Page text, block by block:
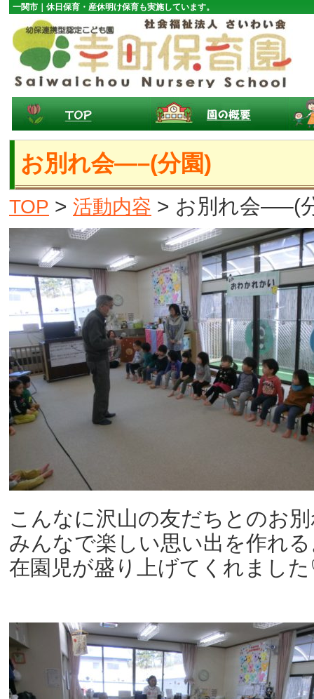
一関市｜休日保育・産休明け保育も実施しています。
お別れ会—–(分園)
TOP > 活動内容 > お別れ会—–(
こんなに沢山の友だちとのお
みんなで楽しい思い出を作れ
在園児が盛り上げてくれまし